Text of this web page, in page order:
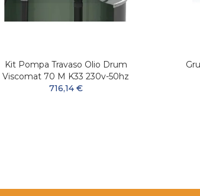
Kit Pompa Travaso Olio Drum
Viscomat 70 M K33 230v-50hz
716,14 €